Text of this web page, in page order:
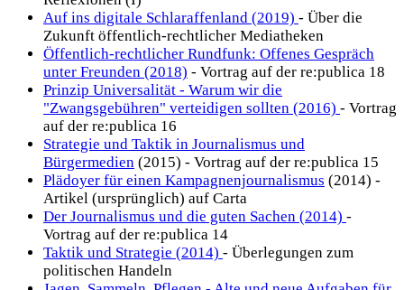
Auf ins digitale Schlaraffenland (2019) - Über die
Zukunft öffentlich-rechtlicher Mediatheken
Öffentlich-rechtlicher Rundfunk: Offenes Gespräch
unter Freunden (2018) - Vortrag auf der re:publica 18
Prinzip Universalität - Warum wir die
"Zwangsgebühren" verteidigen sollten (2016) - Vortrag
auf der re:publica 16
Strategie und Taktik in Journalismus und
Bürgermedien (2015) - Vortrag auf der re:publica 15
Plädoyer für einen Kampagnenjournalismus (2014) -
Artikel (ursprünglich) auf Carta
Der Journalismus und die guten Sachen (2014) -
Vortrag auf der re:publica 14
Taktik und Strategie (2014) - Überlegungen zum
politischen Handeln